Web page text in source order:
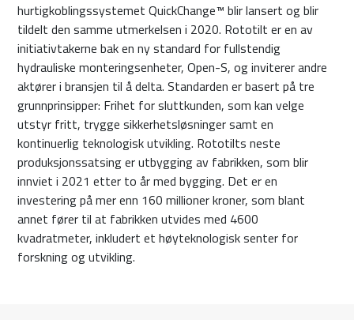
hurtigkoblingssystemet QuickChange™ blir lansert og blir
tildelt den samme utmerkelsen i 2020. Rototilt er en av
initiativtakerne bak en ny standard for fullstendig
hydrauliske monteringsenheter, Open-S, og inviterer andre
aktører i bransjen til å delta. Standarden er basert på tre
grunnprinsipper: Frihet for sluttkunden, som kan velge
utstyr fritt, trygge sikkerhetsløsninger samt en
kontinuerlig teknologisk utvikling. Rototilts neste
produksjonssatsing er utbygging av fabrikken, som blir
innviet i 2021 etter to år med bygging. Det er en
investering på mer enn 160 millioner kroner, som blant
annet fører til at fabrikken utvides med 4600
kvadratmeter, inkludert et høyteknologisk senter for
forskning og utvikling.